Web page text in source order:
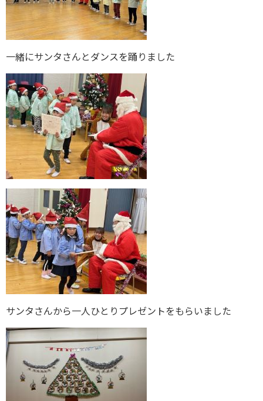
一緒にサンタさんとダンスを踊りました
サンタさんから一人ひとりプレゼントをもらいました